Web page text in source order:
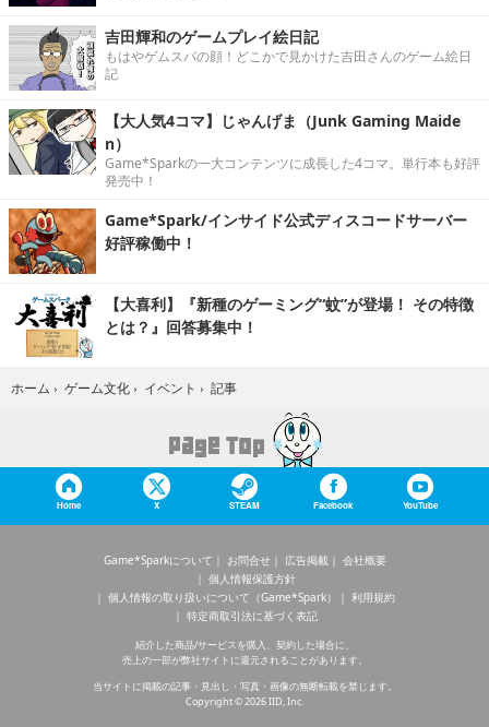
吉田輝和のゲームプレイ絵日記
もはやゲムスパの顔！どこかで見かけた吉田さんのゲーム絵日
記
【大人気4コマ】じゃんげま（Junk Gaming Maide
n）
Game*Sparkの一大コンテンツに成長した4コマ。単行本も好評
発売中！
Game*Spark/インサイド公式ディスコードサーバー
好評稼働中！
【大喜利】『新種のゲーミング“蚊”が登場！ その特徴
とは？』回答募集中！
ホーム › ゲーム文化 › イベント › 記事
Home X STEAM Facebook YouTube
Game*Sparkについて お問合せ 広告掲載
会社概要
個人情報保護方針
個人情報の取り扱いについて（Game*Spark）
利用規約
特定商取引法に基づく表記
紹介した商品/サービスを購入、契約した場合に、
売上の一部が弊社サイトに還元されることがあります。
当サイトに掲載の記事・見出し・写真・画像の無断転載を禁じます。
Copyright © 2026 IID, Inc.